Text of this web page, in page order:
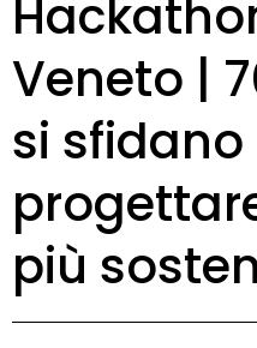
Veneto |
si sfidano
più